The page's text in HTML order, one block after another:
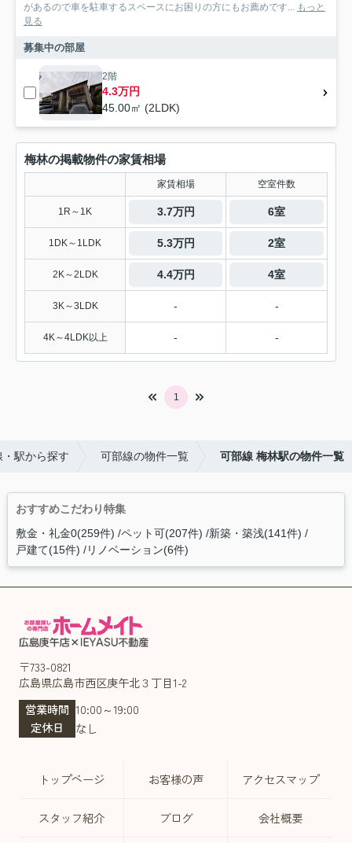
があるので車を駐車するスペースにお困りの方にもお薦めです... もっと
見る
募集中の部屋
2階
4.3万円
45.00㎡ (2LDK)
梅林の掲載物件の家賃相場
家賃相場 空室件数
1R～1K 3.7万円 6室
1DK～1LDK 5.3万円 2室
2K～2LDK 4.4万円 4室
3K～3LDK - -
4K～4LDK以上 - -
1
・駅から探す 可部線の物件一覧 可部線 梅林駅の物件一覧
おすすめこだわり特集
敷金・礼金0(259件) ペット可(207件) 新築・築浅(141件)
戸建て(15件) リノベーション(6件)
〒733-0821
広島県広島市西区庚午北３丁目1-2
営業時間 10:00～19:00
定休日
なし
トップページ お客様の声 アクセスマップ
スタッフ紹介 ブログ 会社概要